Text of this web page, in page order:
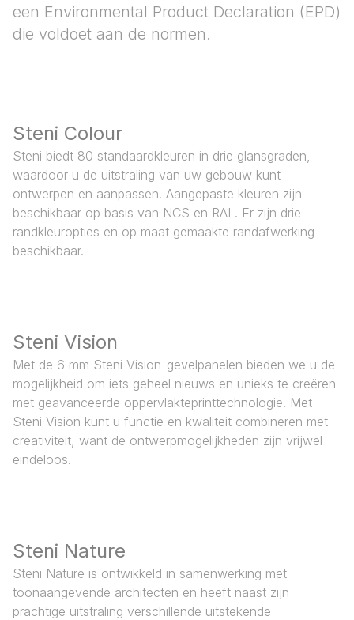
een Environmental Product Declaration (EPD)
die voldoet aan de normen.
Steni Colour
Steni biedt 80 standaardkleuren in drie glansgraden,
waardoor u de uitstraling van uw gebouw kunt
ontwerpen en aanpassen. Aangepaste kleuren zijn
beschikbaar op basis van NCS en RAL. Er zijn drie
randkleuropties en op maat gemaakte randafwerking
beschikbaar.
Steni Vision
Met de 6 mm Steni Vision-gevelpanelen bieden we u de
mogelijkheid om iets geheel nieuws en unieks te creëren
met geavanceerde oppervlakteprinttechnologie. Met
Steni Vision kunt u functie en kwaliteit combineren met
creativiteit, want de ontwerpmogelijkheden zijn vrijwel
eindeloos.
Steni Nature
Steni Nature is ontwikkeld in samenwerking met
toonaangevende architecten en heeft naast zijn
prachtige uitstraling verschillende uitstekende